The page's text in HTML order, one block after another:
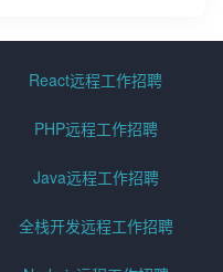
React远程工作招聘
PHP远程工作招聘
Java远程工作招聘
全栈开发远程工作招聘